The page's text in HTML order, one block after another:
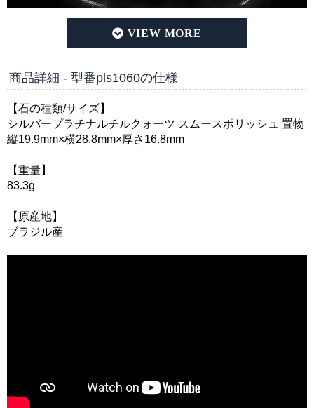
シルバープラチナルチルクォーツ スムースポリッシ
商品詳細 - 型番pls1060の仕様
【石の種類/サイズ】
シルバープラチナルチルクォーツ スムースポリッシュ 置物
縦19.9mm×横28.8mm×厚さ16.8mm
【重量】
83.3g
【原産地】
ブラジル産